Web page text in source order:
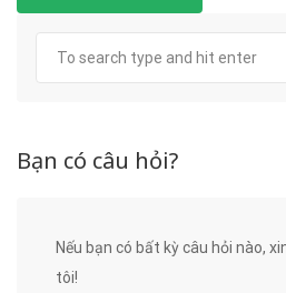
Bạn có câu hỏi?
Nếu bạn có bất kỳ câu hỏi nào,
tôi!